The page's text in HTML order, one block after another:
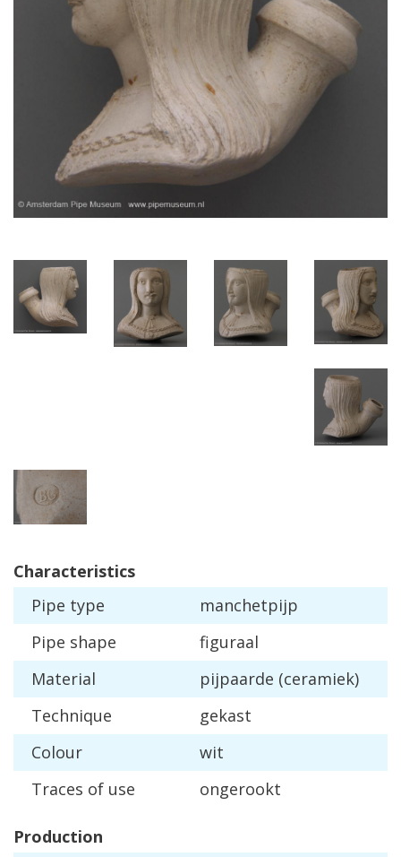
Characteristics
Pipe type
manchetpijp
Pipe shape
figuraal
Material
pijpaarde (ceramiek)
Technique
gekast
Colour
wit
Traces of use ongerookt
Production